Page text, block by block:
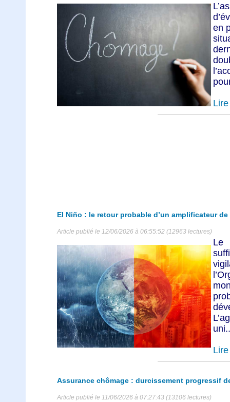
en
El Niño : le retour probable d’un amplificateur
Article publié le 12/06/2026 à 06:55:52 (12963 lectures)
Assurance chômage : durcissement progressif
Article publié le 11/06/2026 à 07:27:43 (13106 lectures)